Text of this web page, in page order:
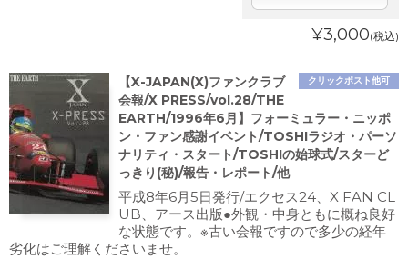
¥3,000(税込)
クリックポスト他可
【X-JAPAN(X)ファンクラブ
会報/X PRESS/vol.28/THE
EARTH/1996年6月】フォーミュラー・ニッポ
ン・ファン感謝イベント/TOSHIラジオ・パーソ
ナリティ・スタート/TOSHIの始球式/スターど
っきり(秘)/報告・レポート/他
平成8年6月5日発行/エクセス24、X FAN CL
UB、アース出版●外観・中身ともに概ね良好
な状態です。※古い会報ですので多少の経年
劣化はご理解くださいませ。